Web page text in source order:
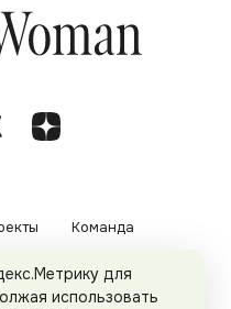
Команда
конфиденциальности
для
использовать